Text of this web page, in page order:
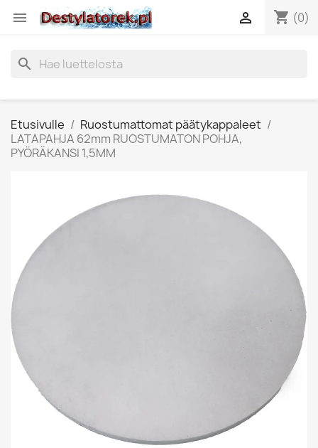
 shopping_cart (0)

search
Etusivulle
Ruostumattomat päätykappaleet
LATAPAHJA 62mm RUOSTUMATON POHJA,
PYÖRÄKANSI 1,5MM